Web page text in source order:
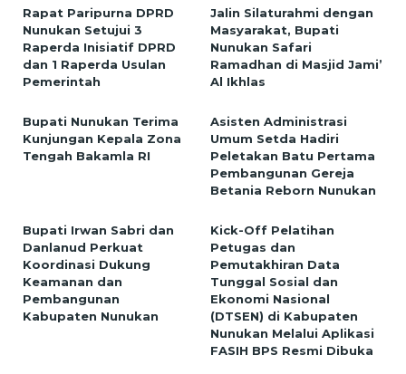
Rapat Paripurna DPRD
Nunukan Setujui 3
Raperda Inisiatif DPRD
dan 1 Raperda Usulan
Pemerintah
Jalin Silaturahmi dengan
Masyarakat, Bupati
Nunukan Safari
Ramadhan di Masjid Jami’
Al Ikhlas
Bupati Nunukan Terima
Kunjungan Kepala Zona
Tengah Bakamla RI
Asisten Administrasi
Umum Setda Hadiri
Peletakan Batu Pertama
Pembangunan Gereja
Betania Reborn Nunukan
Bupati Irwan Sabri dan
Danlanud Perkuat
Koordinasi Dukung
Keamanan dan
Pembangunan
Kabupaten Nunukan
Kick-Off Pelatihan
Petugas dan
Pemutakhiran Data
Tunggal Sosial dan
Ekonomi Nasional
(DTSEN) di Kabupaten
Nunukan Melalui Aplikasi
FASIH BPS Resmi Dibuka